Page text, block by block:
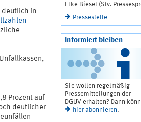
deutlich in
Prozent auf
deutlicher
Elke Biesel (Stv.
Pressestelle
Informiert bleiben
Sie wollen regelmäßig
Pressemitteilungen der
DGUV erhalten? Dann
hier abonnieren.